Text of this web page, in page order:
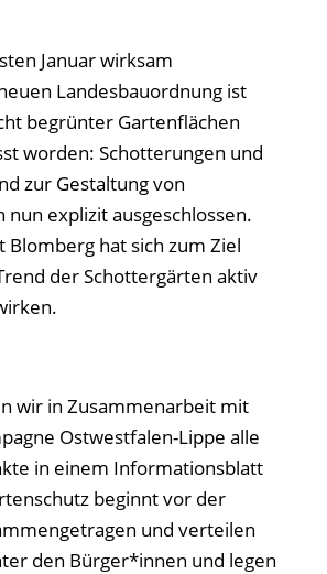
Januar wirksam
Landesbauordnung ist
begrünter Gartenflächen
worden: Schotterungen und
zur Gestaltung von
nun explizit ausgeschlossen.
Blomberg hat sich zum Ziel
der Schottergärten aktiv
wir in Zusammenarbeit mit
Ostwestfalen-Lippe alle
in einem Informationsblatt
beginnt vor der
und verteilen
den Bürger*innen und legen